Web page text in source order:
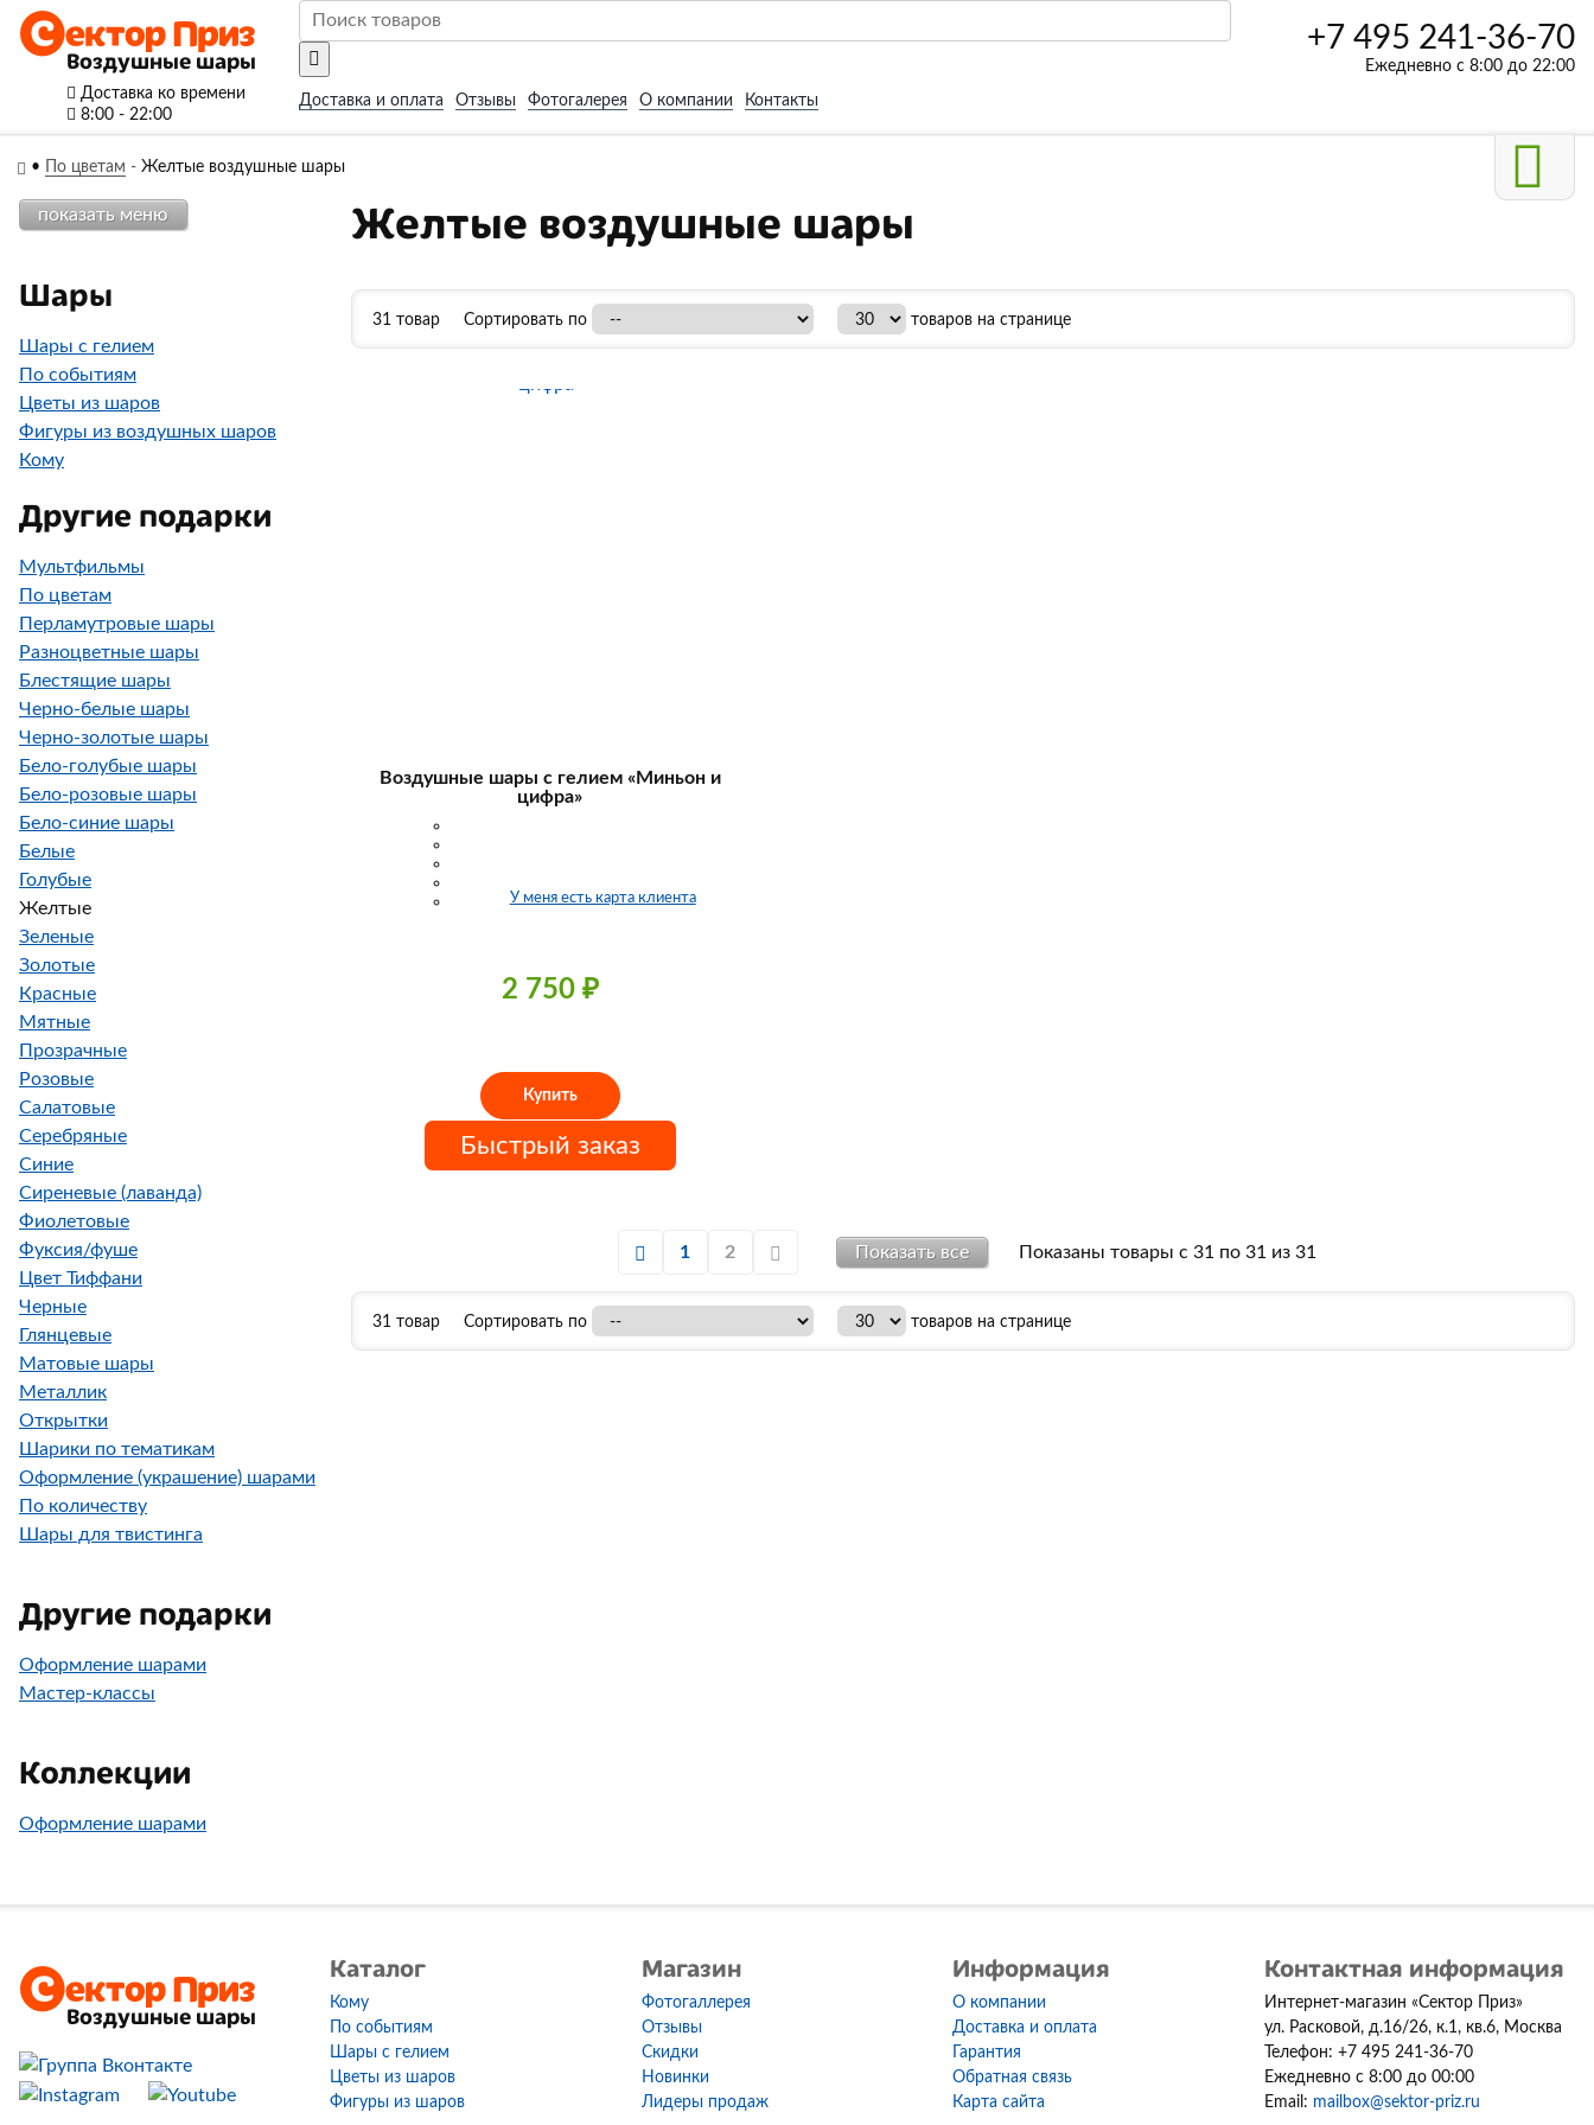
Воздушные шары
Доставка ко времени
8:00 - 22:00
Доставка и оплата Отзывы Фотогалерея О компании Контакты
+7 495 241-36-70
Ежедневно с 8:00 до 22:00
• По цветам - Желтые воздушные шары
Желтые воздушные шары
31 товар Сортировать по товаров на странице
Воздушные шары с гелием «Миньон и
цифра»
У меня есть карта клиента
2 750 ₽
Купить
Быстрый заказ
1 2 Показать все Показаны товары с 31 по 31 из 31
31 товар Сортировать по товаров на странице
показать меню
Шары
Шары с гелием
По событиям
Цветы из шаров
Фигуры из воздушных шаров
Кому
Другие подарки
Мультфильмы
По цветам
Перламутровые шары
Разноцветные шары
Блестящие шары
Черно-белые шары
Черно-золотые шары
Бело-голубые шары
Бело-розовые шары
Бело-синие шары
Белые
Голубые
Желтые
Зеленые
Золотые
Красные
Мятные
Прозрачные
Розовые
Салатовые
Серебряные
Синие
Сиреневые (лаванда)
Фиолетовые
Фуксия/фуше
Цвет Тиффани
Черные
Глянцевые
Матовые шары
Металлик
Открытки
Шарики по тематикам
Оформление (украшение) шарами
По количеству
Шары для твистинга
Другие подарки
Оформление шарами
Мастер-классы
Коллекции
Оформление шарами
Воздушные шары
Каталог
Кому
По событиям
Шары с гелием
Цветы из шаров
Фигуры из шаров
Магазин
Фотогаллерея
Отзывы
Скидки
Новинки
Лидеры продаж
Информация
О компании
Доставка и оплата
Гарантия
Обратная связь
Карта сайта
Контактная информация
Интернет-магазин «Сектор Приз»
ул. Расковой, д.16/26, к.1, кв.6, Москва
Телефон: +7 495 241-36-70
Ежедневно с 8:00 до 00:00
Email: mailbox@sektor-priz.ru